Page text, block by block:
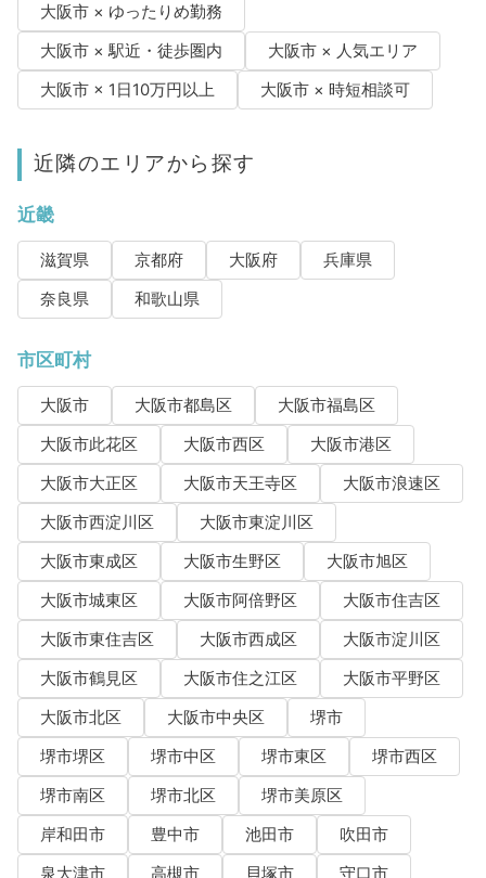
大阪市 × ゆったりめ勤務
大阪市 × 駅近・徒歩圏内
大阪市 × 人気エリア
大阪市 × 1日10万円以上
大阪市 × 時短相談可
近隣のエリアから探す
近畿
滋賀県 京都府 大阪府
兵庫県
奈良県
和歌山県
市区町村
大阪市 大阪市都島区
大阪市福島区
大阪市此花区
大阪市西区
大阪市港区
大阪市大正区
大阪市天王寺区
大阪市浪速区
大阪市西淀川区
大阪市東淀川区
大阪市東成区
大阪市生野区
大阪市旭区
大阪市城東区
大阪市阿倍野区
大阪市住吉区
大阪市東住吉区
大阪市西成区
大阪市淀川区
大阪市鶴見区
大阪市住之江区
大阪市平野区
大阪市北区
大阪市中央区
堺市
堺市堺区
堺市中区 堺市東区
堺市西区
堺市南区
堺市北区
堺市美原区
岸和田市
豊中市 池田市
吹田市
泉大津市
高槻市 貝塚市
守口市